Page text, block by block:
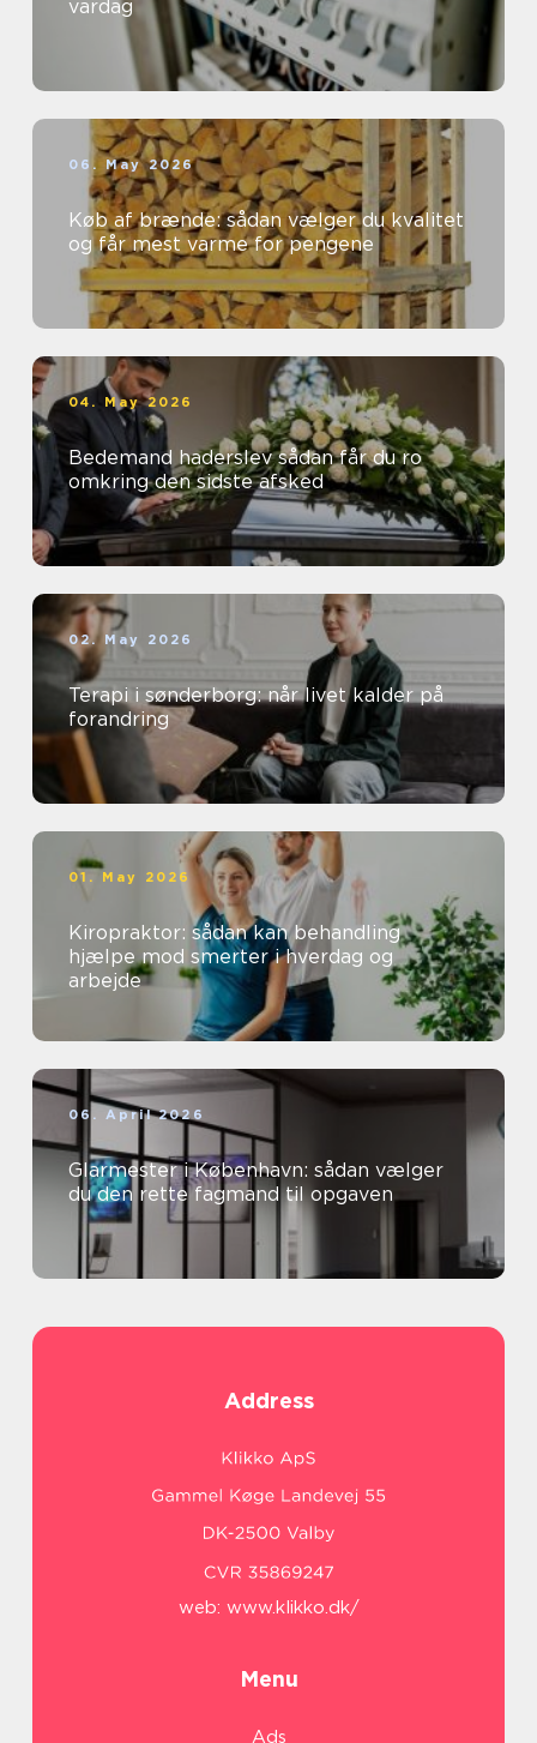
vardag
06. May 2026
Køb af brænde: sådan vælger du kvalitet
og får mest varme for pengene
04. May 2026
Bedemand haderslev sådan får du ro
omkring den sidste afsked
02. May 2026
Terapi i sønderborg: når livet kalder på
forandring
01. May 2026
Kiropraktor: sådan kan behandling
hjælpe mod smerter i hverdag og
arbejde
06. April 2026
Glarmester i København: sådan vælger
du den rette fagmand til opgaven
Address
web: www.klikko.dk/
Menu
Ads